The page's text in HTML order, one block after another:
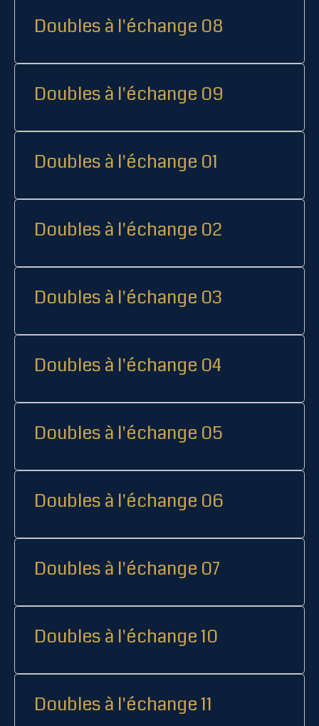
Doubles à l'échange 08
Doubles à l'échange 09
Doubles à l'échange 01
Doubles à l'échange 02
Doubles à l'échange 03
Doubles à l'échange 04
Doubles à l'échange 05
Doubles à l'échange 06
Doubles à l'échange 07
Doubles à l'échange 10
Doubles à l'échange 11